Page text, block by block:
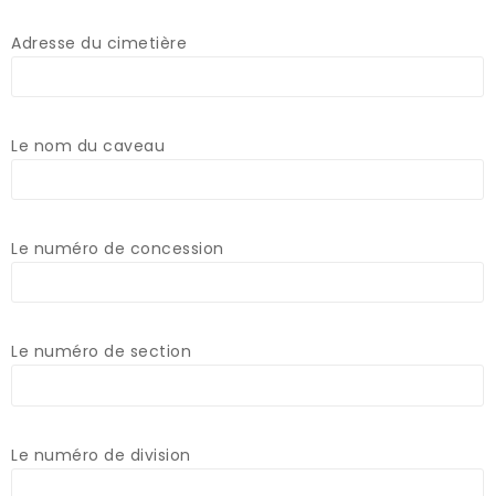
Adresse du cimetière
Le nom du caveau
Le numéro de concession
Le numéro de section
Le numéro de division